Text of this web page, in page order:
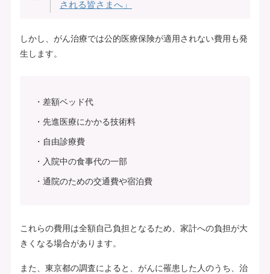
される皆さまへ」
しかし、がん治療では公的医療保険が適用されない費用も発
生します。
差額ベッド代
先進医療にかかる技術料
自由診療費
入院中の食事代の一部
通院のための交通費や宿泊費
これらの費用は全額自己負担となるため、家計への負担が大
きくなる場合があります。
また、東京都の調査によると、がんに罹患した人のうち、治